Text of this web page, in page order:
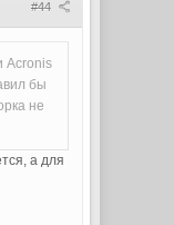
#44
Acronis
бы
не
а для